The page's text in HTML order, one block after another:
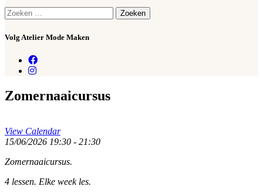
Zoeken
naar:
Volg Atelier Mode Maken
Zomernaaicursus
View Calendar
15/06/2026 19:30 - 21:30
Zomernaaicursus.
4 lessen. Elke week les.